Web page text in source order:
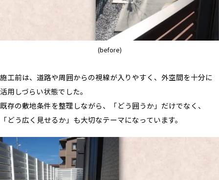
(before)
施工前は、道路や周囲からの視線が入りやすく、外空間を十分に
活用しづらい状態でした。
既存の敷地条件を整理しながら、「どう囲うか」だけでなく、
「どう広く見せるか」も大切なテーマになっています。